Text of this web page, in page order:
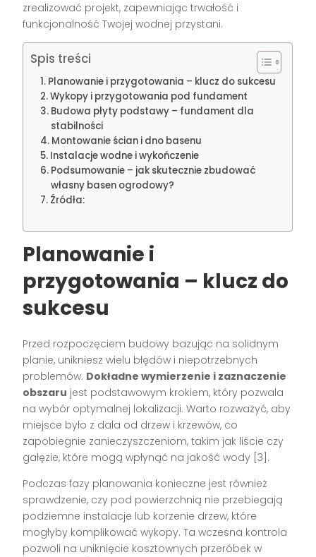
zrealizować projekt, zapewniając trwałość i
funkcjonalność Twojej wodnej przystani.
Spis treści
Planowanie i przygotowania – klucz do sukcesu
Wykopy i przygotowania pod fundament
Budowa płyty podstawy – fundament dla
stabilności
Montowanie ścian i dno basenu
Instalacje wodne i wykończenie
Podsumowanie – jak skutecznie zbudować
własny basen ogrodowy?
Źródła:
Planowanie i
przygotowania – klucz do
sukcesu
Przed rozpoczęciem budowy bazując na solidnym
planie, unikniesz wielu błędów i niepotrzebnych
problemów. Dokładne wymierzenie i zaznaczenie
obszaru jest podstawowym krokiem, który pozwala
na wybór optymalnej lokalizacji. Warto rozważyć, aby
miejsce było z dala od drzew i krzewów, co
zapobiegnie zanieczyszczeniom, takim jak liście czy
gałęzie, które mogą wpłynąć na jakość wody [3].
Podczas fazy planowania konieczne jest również
sprawdzenie, czy pod powierzchnią nie przebiegają
podziemne instalacje lub korzenie drzew, które
mogłyby komplikować wykopy. Ta wczesna kontrola
pozwoli na uniknięcie kosztownych przeróbek w